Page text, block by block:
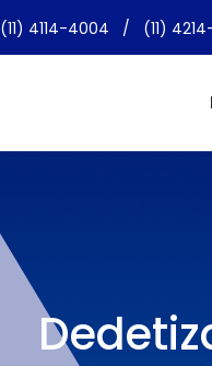
(11) 4114-4004 / (11)